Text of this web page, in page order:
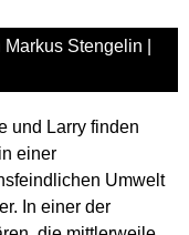
eine
Markus Stengelin
und Larry finden
einer
Umwelt
In einer der